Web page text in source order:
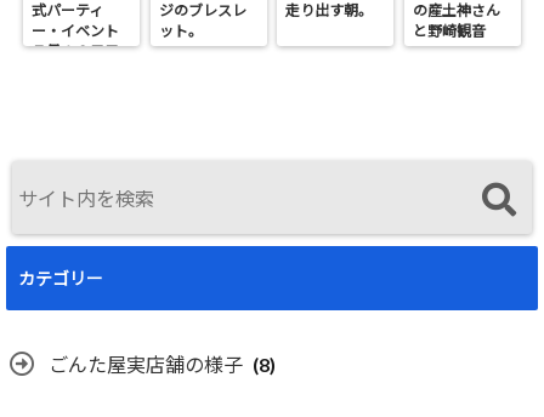
式パーティ
ー・イベント
７月１９日日
ジのブレスレ
ット。
走り出す朝。
の産土神さん
と野崎観音
へ。
カテゴリー
ごんた屋実店舗の様子 (8)